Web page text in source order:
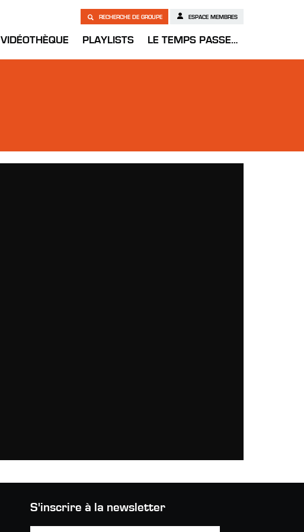
VIDÉOTHÈQUE PLAYLISTS LE TEMPS PASSE…
RECHERCHE DE GROUPE ESPACE MEMBRES
S'inscrire à la newsletter